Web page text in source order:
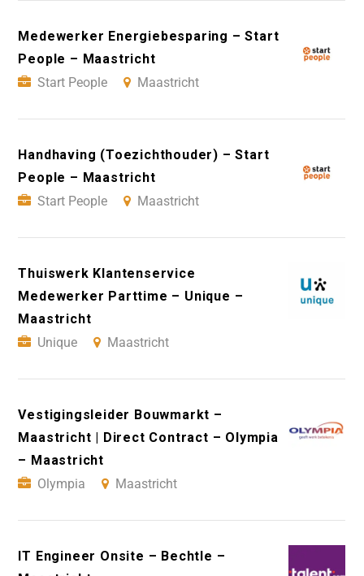
Medewerker Energiebesparing – Start
People – Maastricht
Start People
Maastricht
Handhaving (Toezichthouder) – Start
People – Maastricht
Start People
Maastricht
Thuiswerk Klantenservice
Medewerker Parttime – Unique –
Maastricht
Unique
Maastricht
Vestigingsleider Bouwmarkt –
Maastricht | Direct Contract – Olympia
– Maastricht
Olympia
Maastricht
IT Engineer Onsite – Bechtle –